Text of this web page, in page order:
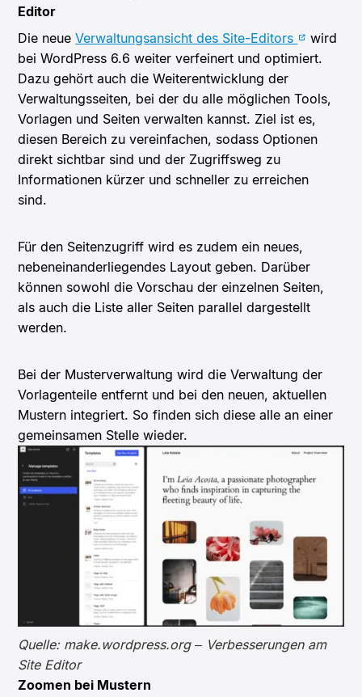
Editor
Die neueVerwaltungsansicht des Site-Editors
wird
bei WordPress 6.6 weiter verfeinert und optimiert.
Dazu gehört auch die Weiterentwicklung der
Verwaltungsseiten, bei der du alle möglichen Tools,
Vorlagen und Seiten verwalten kannst. Ziel ist es,
diesen Bereich zu vereinfachen, sodass Optionen
direkt sichtbar sind und der Zugriffsweg zu
Informationen kürzer und schneller zu erreichen
sind.
Für den Seitenzugriff wird es zudem ein neues,
nebeneinanderliegendes Layout geben. Darüber
können sowohl die Vorschau der einzelnen Seiten,
als auch die Liste aller Seiten parallel dargestellt
werden.
Bei der Musterverwaltung wird die Verwaltung der
Vorlagenteile entfernt und bei den neuen, aktuellen
Mustern integriert. So finden sich diese alle an einer
gemeinsamen Stelle wieder.
Quelle: make.wordpress.org – Verbesserungen am
Site Editor
Zoomen bei Mustern